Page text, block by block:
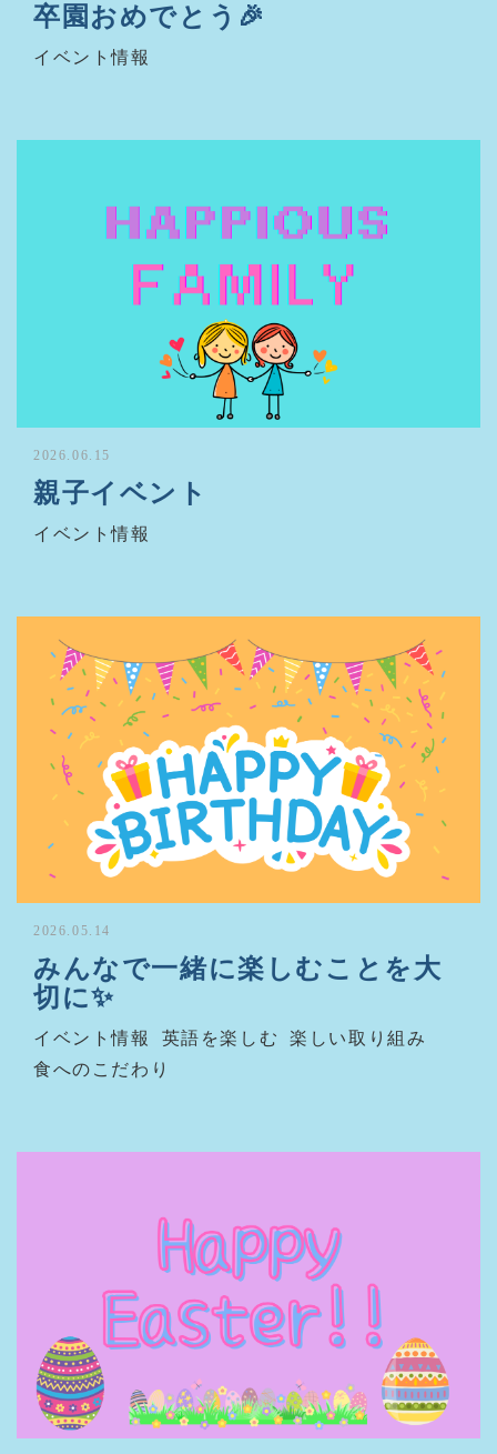
卒園おめでとう🎉
イベント情報
親子イベント
2026.06.15
イベント情報
みんなで一緒に楽しむことを大
切に✨
2026.05.14
イベント情報 英語を楽しむ
楽しい取り組み
食へのこだわり